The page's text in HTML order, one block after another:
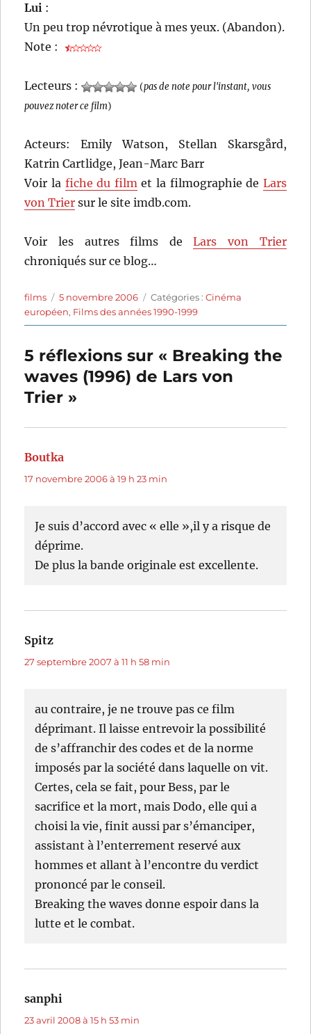
Lui :
Un peu trop névrotique à mes yeux. (Abandon).
Note :
Lecteurs : (pas de note pour l'instant, vous
pouvez noter ce film)
Acteurs: Emily Watson, Stellan Skarsgård,
Katrin Cartlidge, Jean-Marc Barr
Voir la fiche du filmet la filmographie de Lars
von Trier sur le site imdb.com.
Voir les autres films deLars von Trier
chroniqués sur ce blog…
Auteur
films
Publié
le
5 novembre 2006 Catégories
Catégories :Cinéma
européen, Films des années 1990-1999
5 réflexions sur « Breaking the
waves (1996) de Lars von
Trier »
Boutka
17 novembre 2006 à 19 h 23 min
Je suis d’accord avec « elle »,il y a risque de
déprime.
De plus la bande originale est excellente.
Spitz
27 septembre 2007 à 11 h 58 min
au contraire, je ne trouve pas ce film
déprimant. Il laisse entrevoir la possibilité
de s’affranchir des codes et de la norme
imposés par la société dans laquelle on vit.
Certes, cela se fait, pour Bess, par le
sacrifice et la mort, mais Dodo, elle qui a
choisi la vie, finit aussi par s’émanciper,
assistant à l’enterrement reservé aux
hommes et allant à l’encontre du verdict
prononcé par le conseil.
Breaking the waves donne espoir dans la
lutte et le combat.
sanphi
23 avril 2008 à 15 h 53 min